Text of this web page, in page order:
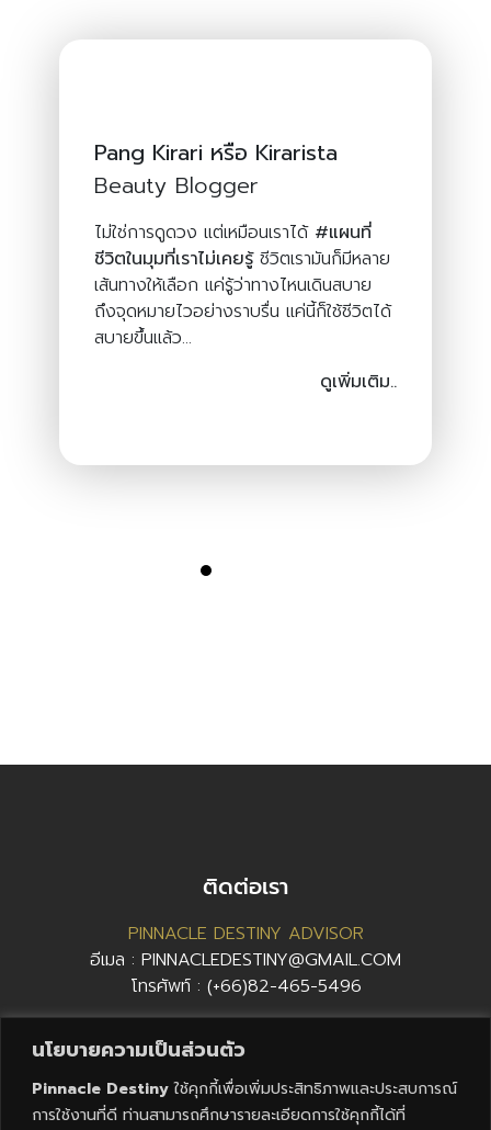
นโยบายความเป็นส่วนตัว
Pinnacle Destinyใช้คุกกี้เพื่อเพิ่มประสิทธิภาพและประสบการณ์
การใช้งานที่ดี ท่านสามารถศึกษารายละเอียดการใช้คุกกี้ได้ที่
Pang Kirari หรือ Kirarista
Beauty Blogger
ไม่ใช่การดูดวง แต่เหมือนเราได้ #แผนที่
ชีวิตในมุมที่เราไม่เคยรู้ชีวิตเรามันก็มีหลาย
เส้นทางให้เลือก แค่รู้ว่าทางไหนเดินสบาย
ถึงจุดหมายไวอย่างราบรื่น แค่นี้ก็ใช้ชีวิตได้
สบายขึ้นแล้ว...
ดูเพิ่มเติม..
ติดต่อเรา
PINNACLE DESTINY ADVISOR
อีเมล : PINNACLEDESTINY@GMAIL.COM
โทรศัพท์ : (+66)82-465-5496
ติดตามเราได้ที่